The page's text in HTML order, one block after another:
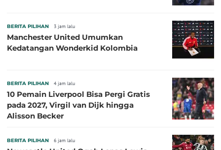
BERITA PILIHAN 3 jam lalu
Manchester United Umumkan
Kedatangan Wonderkid Kolombia
BERITA PILIHAN 4 jam lalu
10 Pemain Liverpool Bisa Pergi Gratis
pada 2027, Virgil van Dijk hingga
Alisson Becker
BERITA PILIHAN 6 jam lalu